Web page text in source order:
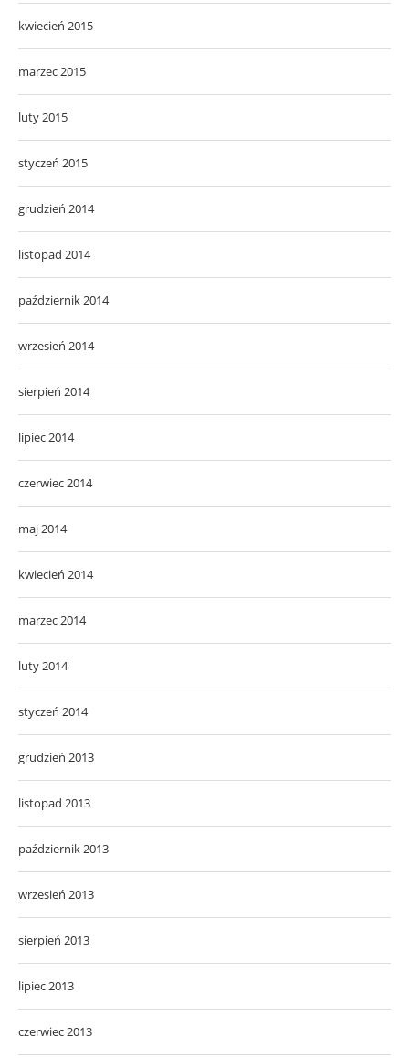
kwiecień 2015
marzec 2015
luty 2015
styczeń 2015
grudzień 2014
listopad 2014
październik 2014
wrzesień 2014
sierpień 2014
lipiec 2014
czerwiec 2014
maj 2014
kwiecień 2014
marzec 2014
luty 2014
styczeń 2014
grudzień 2013
listopad 2013
październik 2013
wrzesień 2013
sierpień 2013
lipiec 2013
czerwiec 2013